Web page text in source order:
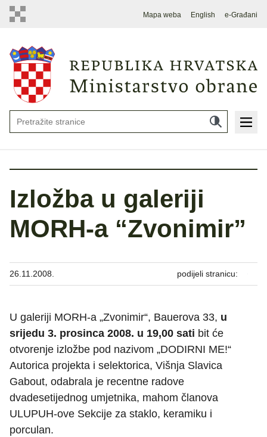
Mapa weba English e-Građani
Izložba u galeriji
MORH-a “Zvonimir”
26.11.2008. podijeli stranicu:
U galeriji MORH-a „Zvonimir“, Bauerova 33, u
srijedu 3. prosinca 2008. u 19,00 sati bit će
otvorenje izložbe pod nazivom „DODIRNI ME!“
Autorica projekta i selektorica, Višnja Slavica
Gabout, odabrala je recentne radove
dvadesetijednog umjetnika, mahom članova
ULUPUH-ove Sekcije za staklo, keramiku i
porculan.